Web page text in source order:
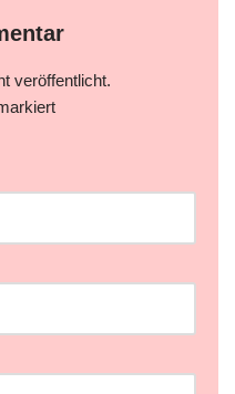
veröffentlicht.